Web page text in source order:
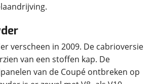
verscheen in 2009. De cabrioversie
van een stoffen kap. De
van de Coupé ontbreken op